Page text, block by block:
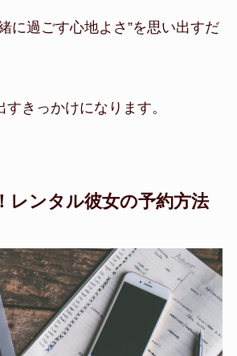
に過ごす心地よさ”を思い出すだ
きっかけになります。
レンタル彼女の予約方法